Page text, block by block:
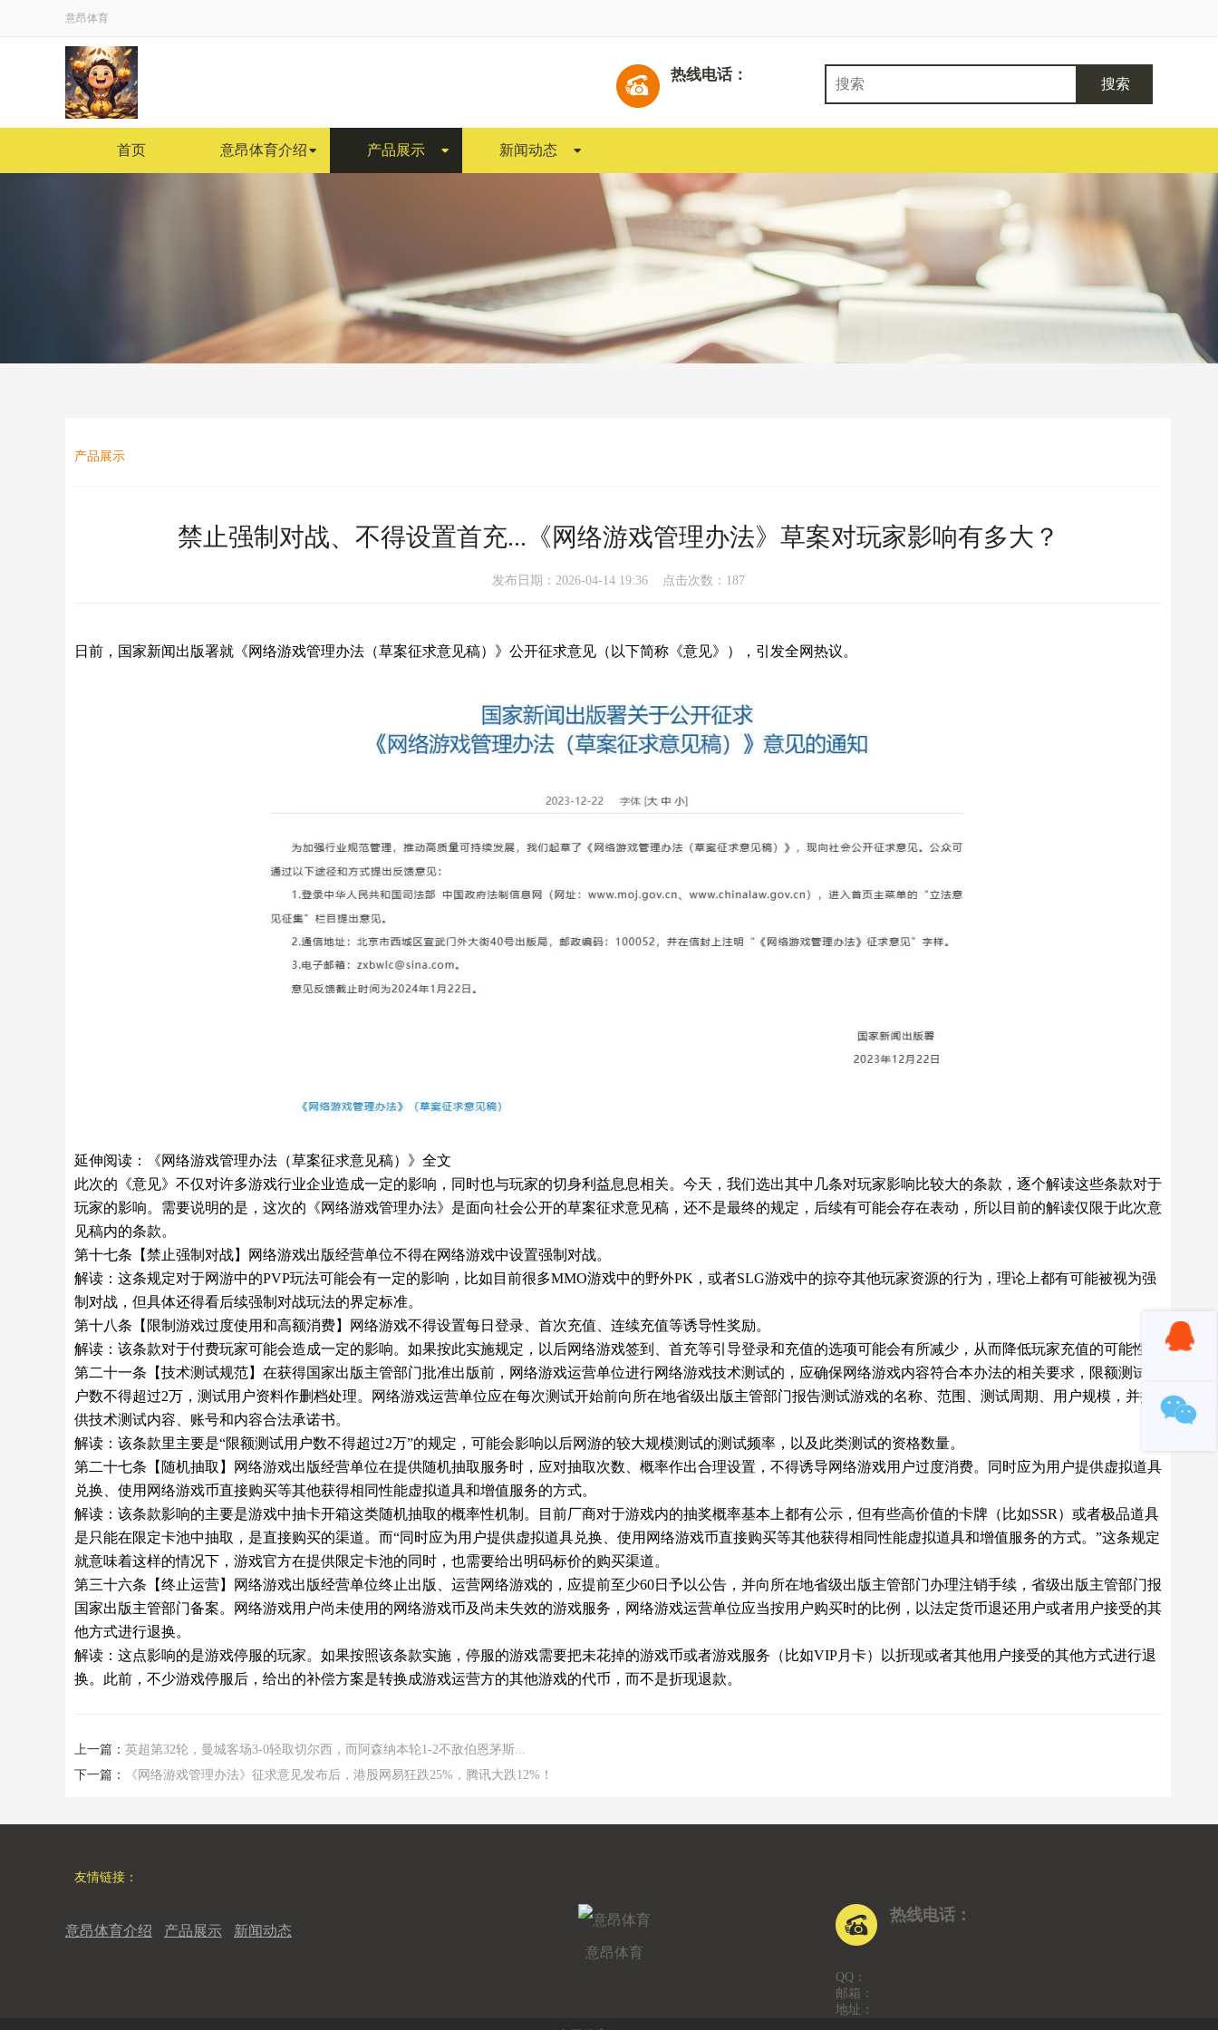
意昂体育
热线电话：
首页 意昂体育介绍 产品展示 新闻动态
产品展示
禁止强制对战、不得设置首充...《网络游戏管理办法》草案对玩家影响有多大？
发布日期：2026-04-14 19:36 点击次数：187
日前，国家新闻出版署就《网络游戏管理办法（草案征求意见稿）》公开征求意见（以下简称《意见》），引发全网热议。
延伸阅读：《网络游戏管理办法（草案征求意见稿）》全文
此次的《意见》不仅对许多游戏行业企业造成一定的影响，同时也与玩家的切身利益息息相关。今天，我们选出其中几条对玩家影响比较大的条款，逐个解读这些条款对于
玩家的影响。需要说明的是，这次的《网络游戏管理办法》是面向社会公开的草案征求意见稿，还不是最终的规定，后续有可能会存在表动，所以目前的解读仅限于此次意
见稿内的条款。
第十七条【禁止强制对战】网络游戏出版经营单位不得在网络游戏中设置强制对战。
解读：这条规定对于网游中的PVP玩法可能会有一定的影响，比如目前很多MMO游戏中的野外PK，或者SLG游戏中的掠夺其他玩家资源的行为，理论上都有可能被视为强
制对战，但具体还得看后续强制对战玩法的界定标准。
第十八条【限制游戏过度使用和高额消费】网络游戏不得设置每日登录、首次充值、连续充值等诱导性奖励。
解读：该条款对于付费玩家可能会造成一定的影响。如果按此实施规定，以后网络游戏签到、首充等引导登录和充值的选项可能会有所减少，从而降低玩家充值的可能性。
第二十一条【技术测试规范】在获得国家出版主管部门批准出版前，网络游戏运营单位进行网络游戏技术测试的，应确保网络游戏内容符合本办法的相关要求，限额测试用
户数不得超过2万，测试用户资料作删档处理。网络游戏运营单位应在每次测试开始前向所在地省级出版主管部门报告测试游戏的名称、范围、测试周期、用户规模，并提
供技术测试内容、账号和内容合法承诺书。
解读：该条款里主要是“限额测试用户数不得超过2万”的规定，可能会影响以后网游的较大规模测试的测试频率，以及此类测试的资格数量。
第二十七条【随机抽取】网络游戏出版经营单位在提供随机抽取服务时，应对抽取次数、概率作出合理设置，不得诱导网络游戏用户过度消费。同时应为用户提供虚拟道具
兑换、使用网络游戏币直接购买等其他获得相同性能虚拟道具和增值服务的方式。
解读：该条款影响的主要是游戏中抽卡开箱这类随机抽取的概率性机制。目前厂商对于游戏内的抽奖概率基本上都有公示，但有些高价值的卡牌（比如SSR）或者极品道具
是只能在限定卡池中抽取，是直接购买的渠道。而“同时应为用户提供虚拟道具兑换、使用网络游戏币直接购买等其他获得相同性能虚拟道具和增值服务的方式。”这条规定
就意味着这样的情况下，游戏官方在提供限定卡池的同时，也需要给出明码标价的购买渠道。
第三十六条【终止运营】网络游戏出版经营单位终止出版、运营网络游戏的，应提前至少60日予以公告，并向所在地省级出版主管部门办理注销手续，省级出版主管部门报
国家出版主管部门备案。网络游戏用户尚未使用的网络游戏币及尚未失效的游戏服务，网络游戏运营单位应当按用户购买时的比例，以法定货币退还用户或者用户接受的其
他方式进行退换。
解读：这点影响的是游戏停服的玩家。如果按照该条款实施，停服的游戏需要把未花掉的游戏币或者游戏服务（比如VIP月卡）以折现或者其他用户接受的其他方式进行退
换。此前，不少游戏停服后，给出的补偿方案是转换成游戏运营方的其他游戏的代币，而不是折现退款。
上一篇： 英超第32轮，曼城客场3-0轻取切尔西，而阿森纳本轮1-2不敌伯恩茅斯...
下一篇：
《网络游戏管理办法》征求意见发布后，港股网易狂跌25%，腾讯大跌12%！
友情链接：
意昂体育介绍 产品展示
新闻动态
意昂体育
热线电话：
QQ：
邮箱：
地址：